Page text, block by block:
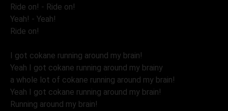
Ride on! - Ride on!
Yeah! - Yeah!
Ride on!
I got cokane running around my brain!
Yeah I got cokane running around my brainy
a whole lot of cokane running around my brain!
Yeah I got cokane running around my brain!
Running around my brain!